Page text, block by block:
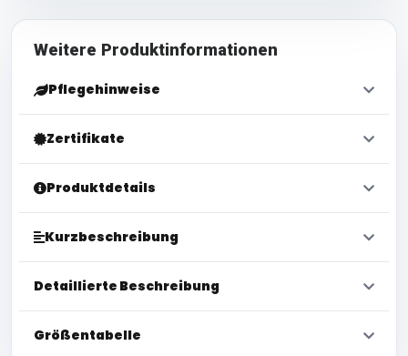
Weitere Produktinformationen
Pflegehinweise
Zertifikate
Produktdetails
Kurzbeschreibung
Detaillierte Beschreibung
Größentabelle